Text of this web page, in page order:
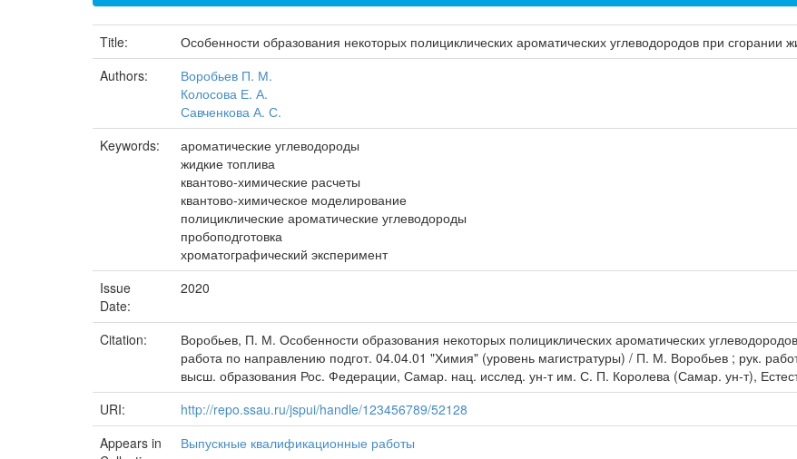
Title:
Особенности образования некоторых полициклических ароматических углеводородов при сгорании
Authors:
Воробьев П. М.
Колосова Е. А.
Савченкова А. С.
Keywords:
ароматические углеводороды
жидкие топлива
квантово-химические расчеты
квантово-химическое моделирование
полициклические ароматические углеводороды
пробоподготовка
хроматографический эксперимент
Issue
Date:
2020
Citation:
Воробьев, П. М. Особенности образования некоторых полициклических ароматических
работа по направлению подгот. 04.04.01 "Химия" (уровень магистратуры) / П. М. Воробьев ; рук.
высш. образования Рос. Федерации, Самар. нац. исслед. ун-т им. С. П. Королева (Самар. ун-т),
URI:
http://repo.ssau.ru/jspui/handle/123456789/52128
Appears in
Выпускные квалификационные работы